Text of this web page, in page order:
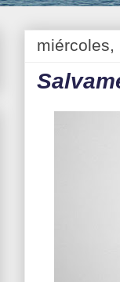
miércoles,